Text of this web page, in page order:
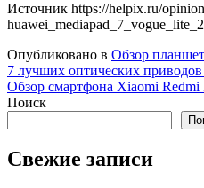
Источник https://helpix.ru/
Опубликовано в Обзор
Навигация
по
7 лучших оптических
Обзор смартфона Xiaomi Redmi
Поиск
Свежие записи